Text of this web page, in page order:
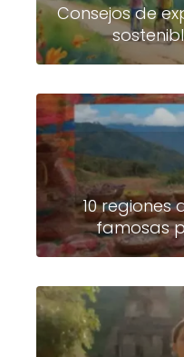
Consejos de
10 regiones
famosas